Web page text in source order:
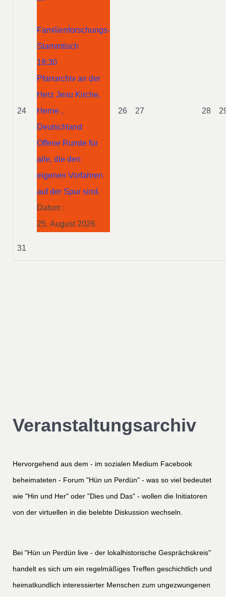
24
Familienforschungs-
Stammtisch
18:30
Pfarrarchiv an der
Herz Jesu Kirche,
Herne ,
Deutschland
Offene Runde für
alle, die den
eigenen Vorfahren
auf der Spur sind.
Datum :
25. August 2026
26 27 28
31
Veranstaltungsarchiv
Hervorgehend aus dem - im sozialen Medium Facebook
beheimateten - Forum "Hün un Perdün" - was so viel bedeutet
wie "Hin und Her" oder "Dies und Das" - wollen die Initiatoren
von der virtuellen in die belebte Diskussion wechseln.
Bei "Hün un Perdün live - der lokalhistorische Gesprächskreis"
handelt es sich um ein regelmäßiges Treffen geschichtlich und
heimatkundlich interessierter Menschen zum ungezwungenen